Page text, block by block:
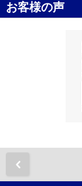
お客様の声